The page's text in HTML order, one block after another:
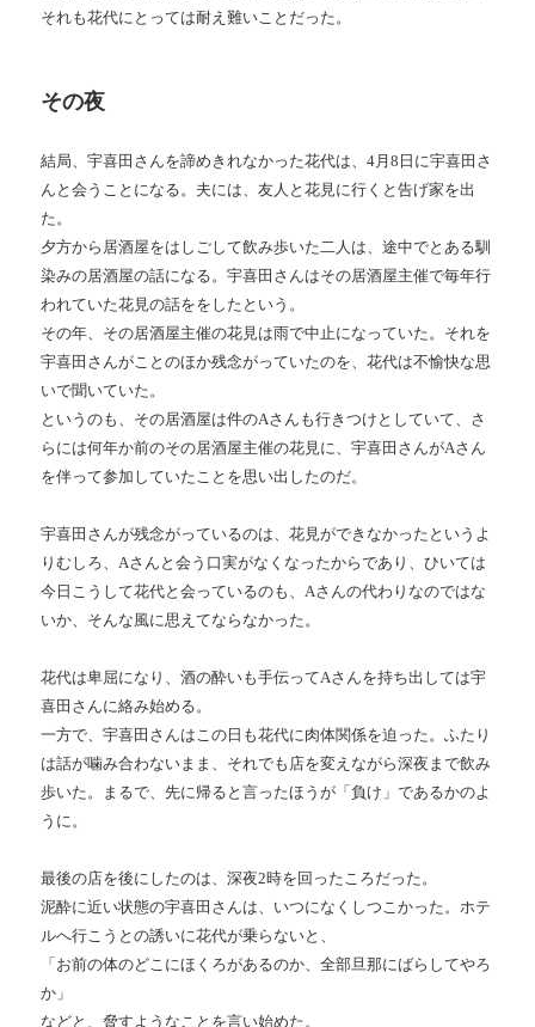
それも花代にとっては耐え難いことだった。
その夜
結局、宇喜田さんを諦めきれなかった花代は、4月8 日に宇喜田さ
んと会うことになる。夫には、友人と花見に行くと告げ家を出
た。
夕方から居酒屋をはしごして飲み歩いた二人は、途中でとある馴
染みの居酒屋の話になる。宇喜田さんはその居酒屋主催で毎年行
われていた花見の話ををしたという。
その年、その居酒屋主催の花見は雨で中止になっていた。それを
宇喜田さんがことのほか残念がっていたのを、花代は不愉快な思
いで聞いていた。
というのも、その居酒屋は件のAさんも行きつけとしていて、さ
らには何年か前のその居酒屋主催の花見に、宇喜田さんがAさん
を伴って参加していたことを思い出したのだ。
宇喜田さんが残念がっているのは、花見ができなかったというよ
りむしろ、Aさんと会う口実がなくなったからであり、ひいては
今日こうして花代と会っているのも、Aさんの代わりなのではな
いか、そんな風に思えてならなかった。
花代は卑屈になり、酒の酔いも手伝ってAさんを持ち出しては宇
喜田さんに絡み始める。
一方で、宇喜田さんはこの日も花代に肉体関係を迫った。ふたり
は話が噛み合わないまま、それでも店を変えながら深夜まで飲み
歩いた。まるで、先に帰ると言ったほうが「負け」であるかのよ
うに。
最後の店を後にしたのは、深夜2時を回ったころだった。
泥酔に近い状態の宇喜田さんは、いつになくしつこかった。ホテ
ルへ行こうとの誘いに花代が乗らないと、
「お前の体のどこにほくろがあるのか、全部旦那にばらしてやろ
か」
などと、脅すようなことを言い始めた。